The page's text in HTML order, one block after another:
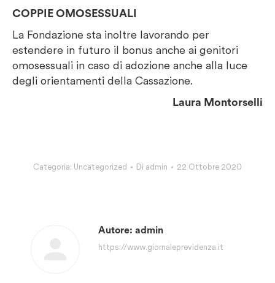
COPPIE OMOSESSUALI
La Fondazione sta inoltre lavorando per
estendere in futuro il bonus anche ai genitori
omosessuali in caso di adozione anche alla luce
degli orientamenti della Cassazione.
Laura Montorselli
Categoria: Uncategorized Di admin 22 Ottobre 2020
Autore: admin
https://www.giornaleprevidenza.it